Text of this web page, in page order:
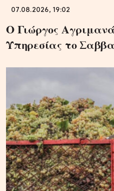
07.08.2026, 19:02
Ο Γιώργος
Υπηρεσίας το